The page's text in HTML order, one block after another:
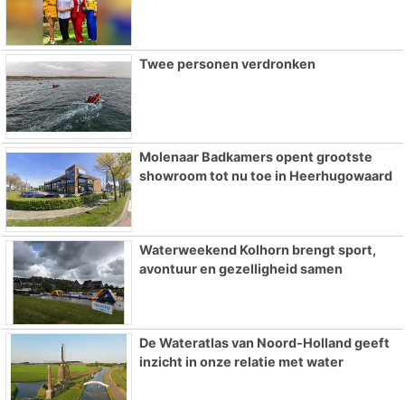
Twee personen verdronken
Molenaar Badkamers opent grootste
showroom tot nu toe in Heerhugowaard
Waterweekend Kolhorn brengt sport,
avontuur en gezelligheid samen
De Wateratlas van Noord-Holland geeft
inzicht in onze relatie met water